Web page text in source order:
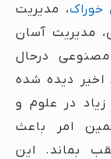
خوراک، مدیریت
مدیریت آسان
درحال
دیده شده
در علوم و
امر باعث
بماند. این